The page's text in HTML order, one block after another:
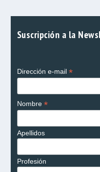
Suscripción a la
Dirección e-mail *
Nombre *
Apellidos
Profesión